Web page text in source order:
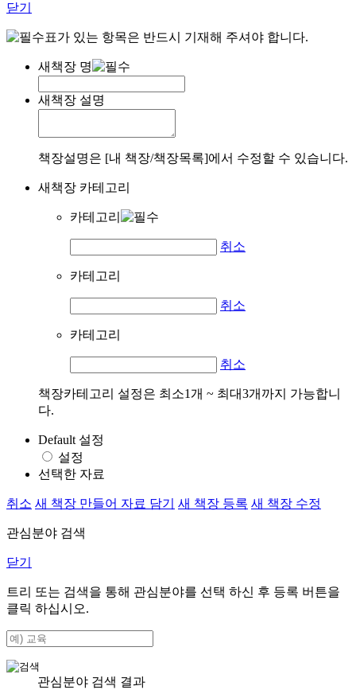
닫기
표가 있는 항목은 반드시 기재해 주셔야 합니다.
새책장 명
새책장 설명
책장설명은 [내 책장/책장목록]에서 수정할 수 있습니다.
새책장 카테고리
카테고리
취소
카테고리
취소
카테고리
취소
책장카테고리 설정은 최소1개 ~ 최대3개까지 가능합니
다.
Default 설정
설정
선택한 자료
취소 새 책장 만들어 자료 담기 새 책장 등록 새 책장 수정
관심분야 검색
닫기
트리 또는 검색을 통해 관심분야를 선택 하신 후 등록 버튼을
클릭 하십시오.
관심분야 검색 결과